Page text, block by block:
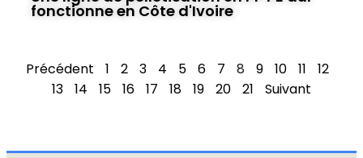
fonctionne en Côte d'Ivoire
Précédent 1 2 3 4 5 6 7 8 9 10 11
12
13
14 15 16 17 18 19 20 21 Suivant